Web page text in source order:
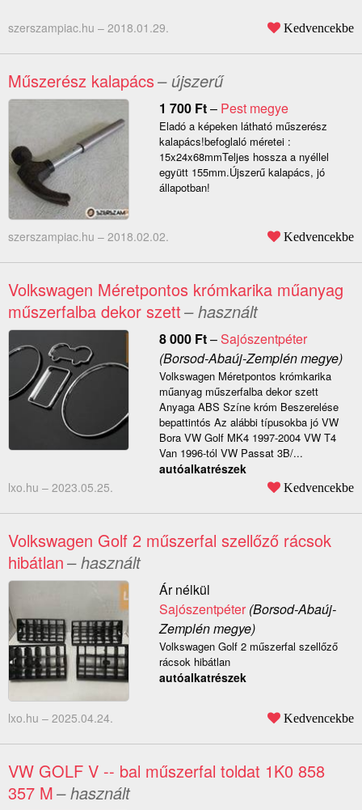
szerszampiac.hu – 2018.01.29. Kedvencekbe
Műszerész kalapács– újszerű
1 700 Ft– Pest megye
Eladó a képeken látható műszerész
kalapács!befoglaló méretei :
15x24x68mmTeljes hossza a nyéllel
együtt 155mm.Újszerű kalapács, jó
állapotban!
szerszampiac.hu – 2018.02.02. Kedvencekbe
Volkswagen Méretpontos krómkarika műanyag
műszerfalba dekor szett– használt
8 000 Ft–Sajószentpéter
(Borsod-Abaúj-Zemplén megye)
Volkswagen Méretpontos krómkarika
műanyag műszerfalba dekor szett
Anyaga ABS Színe króm Beszerelése
bepattintós Az alábbi típusokba jó VW
Bora VW Golf MK4 1997-2004 VW T4
Van 1996-tól VW Passat 3B/...
autóalkatrészek
lxo.hu – 2023.05.25. Kedvencekbe
Volkswagen Golf 2 műszerfal szellőző rácsok
hibátlan– használt
Ár nélkül
Sajószentpéter(Borsod-Abaúj-
Zemplén megye)
Volkswagen Golf 2 műszerfal szellőző
rácsok hibátlan
autóalkatrészek
lxo.hu – 2025.04.24. Kedvencekbe
VW GOLF V -- bal műszerfal toldat 1K0 858
357 M– használt